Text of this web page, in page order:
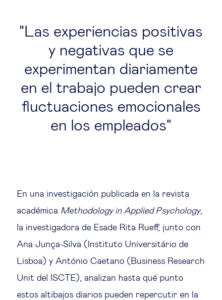
Las experiencias positivas
y negativas que se
experimentan diariamente
en el trabajo pueden crear
fluctuaciones emocionales
en los empleados
En una investigación publicada en la revista
académica Methodology in Applied Psychology,
la investigadora de Esade Rita Rueff, junto con
Ana Junça-Silva (Instituto Universitário de
Lisboa) y António Caetano (Business Research
Unit del ISCTE), analizan hasta qué punto
estos altibajos diarios pueden repercutir en la